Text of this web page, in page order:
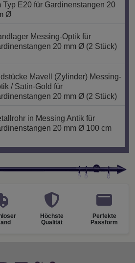
Typ E20 für Gardinenstangen 20
Ø
Messing-Optik für
20 mm Ø (2 Stück)
Mavell (Zylinder) Messing-
/ Satin-Gold für
20 mm Ø (2 Stück)
in Messing Antik für
20 mm Ø 100 cm
Höchste
Qualität
Perfekte
Passform